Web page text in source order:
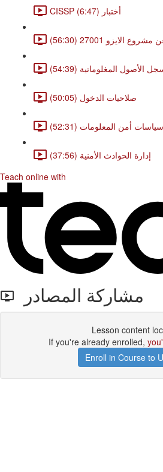
CISSP أختبار (6:47)
الايزو 27001 (56:30)
الأصول المغلوماتية (54:39)
صلاحيات الدخول (50:05)
سياسات أمن المعلومات (52:31)
إدارة الحوادث الأمنية (37:56)
Teach online with
مشاركة المصادر
Lesson content
If you're already enrolled,
Enroll in Course to